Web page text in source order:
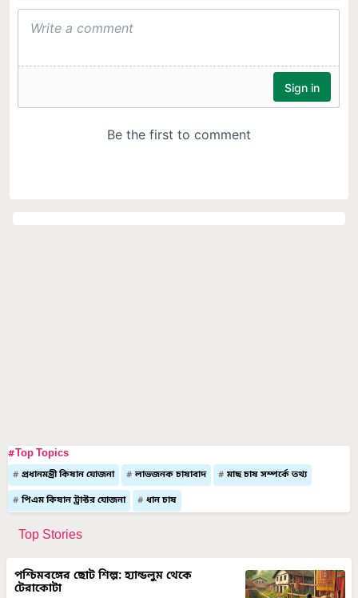
#Top Topics
প্রধানমন্ত্রী কিষান যোজনা লাভজনক চাষাবাদ মাছ চাষ সম্পর্কে তথ্য
পিএম কিষান ট্রাক্টর যোজনা ধান চাষ
Top Stories
পশ্চিমবঙ্গের ছোট শিল্প: হ্যান্ডলুম থেকে
টেরাকোটা